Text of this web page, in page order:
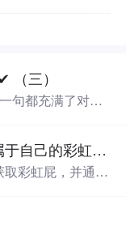
（三）
句都充满了对爱
用python爬虫,pyinstaller写一个属于自己的彩虹屁生成器！（链接在文末自取）
取彩虹屁，并通过